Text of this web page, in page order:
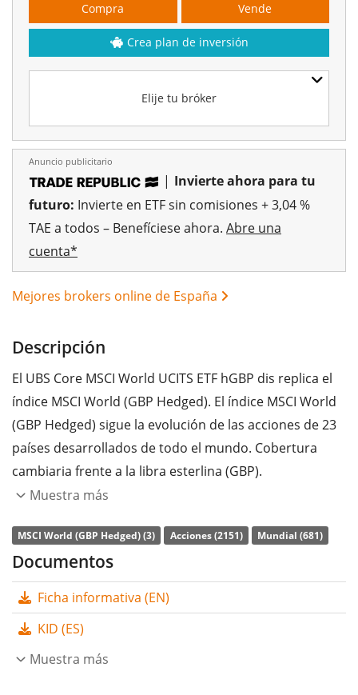
Elije tu bróker
Compra Vende
Crea plan de inversión
Anuncio publicitario
| Invierte ahora para tu
futuro: Invierte en ETF sin comisiones + 3,04 %
TAE a todos – Benefíciese ahora. Abre una
cuenta*
Mejores brokers online de España
Descripción
El UBS Core MSCI World UCITS ETF hGBP dis replica el
índice MSCI World (GBP Hedged). El índice MSCI World
(GBP Hedged) sigue la evolución de las acciones de 23
países desarrollados de todo el mundo. Cobertura
cambiaria frente a la libra esterlina (GBP).
p.a.. El UBS Core MSCI World UCITS ETF hGBP dis es el
ETF más barato que sigue el índice MSCI World (GBP
subyacente comprando todos los componentes del
índice (réplica completa). Los dividendos del ETF se
Muestra más
MSCI World (GBP Hedged) (3) Acciones (2151) Mundial (681)
Documentos
Ficha informativa (EN)
KID (ES)
Muestra más